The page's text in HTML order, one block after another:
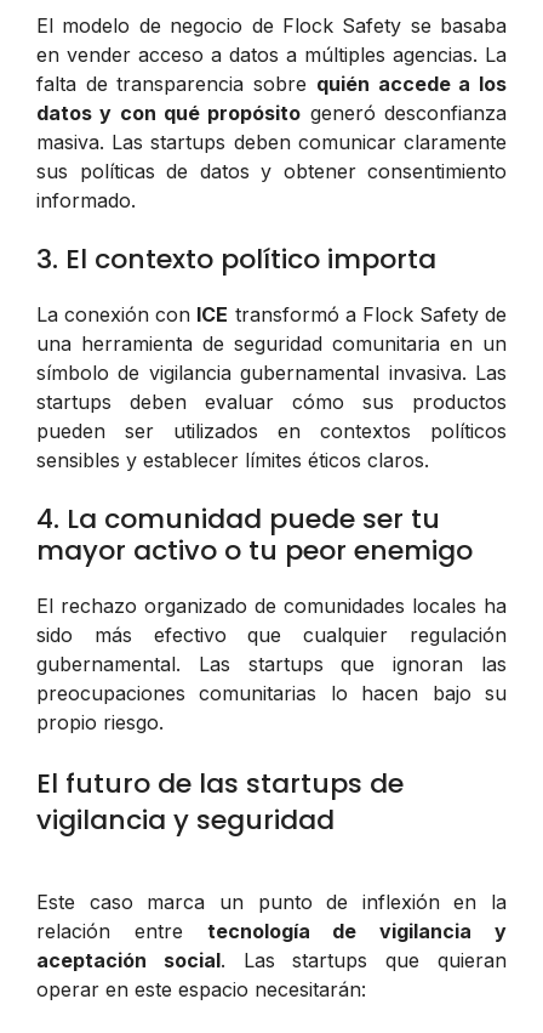
El modelo de negocio de Flock Safety se basaba
en vender acceso a datos a múltiples agencias. La
falta de transparencia sobre quién accede a los
datos y con qué propósito generó desconfianza
masiva. Las startups deben comunicar claramente
sus políticas de datos y obtener consentimiento
informado.
3. El contexto político importa
La conexión con ICE transformó a Flock Safety de
una herramienta de seguridad comunitaria en un
símbolo de vigilancia gubernamental invasiva. Las
startups deben evaluar cómo sus productos
pueden ser utilizados en contextos políticos
sensibles y establecer límites éticos claros.
4. La comunidad puede ser tu
mayor activo o tu peor enemigo
El rechazo organizado de comunidades locales ha
sido más efectivo que cualquier regulación
gubernamental. Las startups que ignoran las
preocupaciones comunitarias lo hacen bajo su
propio riesgo.
El futuro de las startups de
vigilancia y seguridad
Este caso marca un punto de inflexión en la
relación entre tecnología de vigilancia y
aceptación social. Las startups que quieran
operar en este espacio necesitarán: